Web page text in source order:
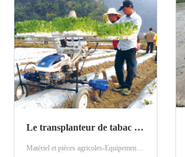
Le transplanteur de tabac et son processus de plantation
Matériel et pièces agricoles-Equipement agricole-Plantation de machines